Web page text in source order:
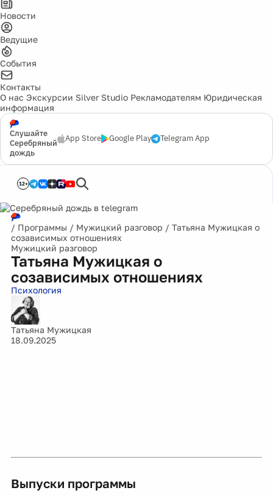
Новости
Ведущие
События
Контакты
О нас Экскурсии Silver Studio Рекламодателям Юридическая
информация
Слушайте
Серебряный
дождь
App Store Google Play Telegram App
12+
/ Программы / Мужицкий разговор / Татьяна Мужицкая о
созависимых отношениях
Мужицкий разговор
Татьяна Мужицкая о
созависимых отношениях
Психология
Татьяна Мужицкая
18.09.2025
Выпуски программы